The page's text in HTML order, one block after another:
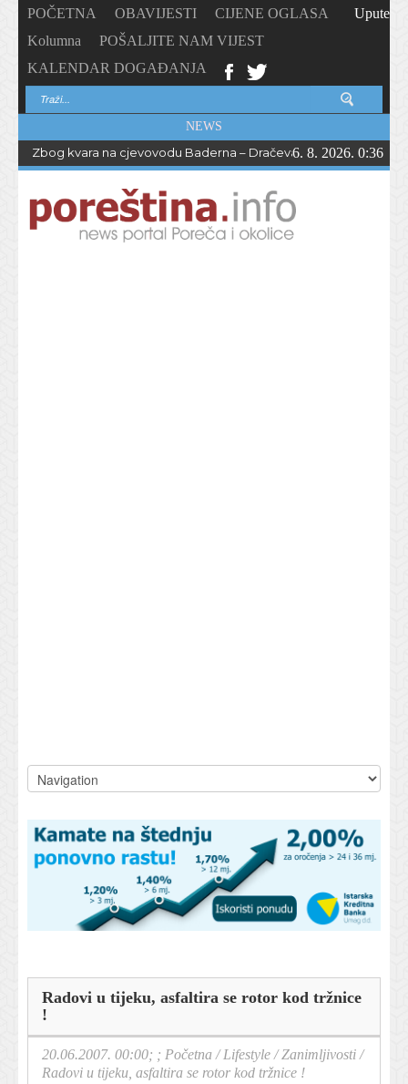
POČETNA OBAVIJESTI
CIJENE OGLASA
Kolumna
POŠALJITE NAM VIJEST
KALENDAR DOGAĐANJA
Upute
NEWS
Zbog kvara na cjevovodu Baderna – Dračevac bez vode do
6. 8. 2026. 0:36
Radovi u tijeku, asfaltira se rotor kod tržnice
!
20.06.2007. 00:00; ; Početna /Lifestyle /Zanimljivosti /
Radovi u tijeku, asfaltira se rotor kod tržnice !